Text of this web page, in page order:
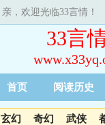
亲，欢迎光临33言情！
33言
首页 阅读历史
玄幻 奇幻 武侠